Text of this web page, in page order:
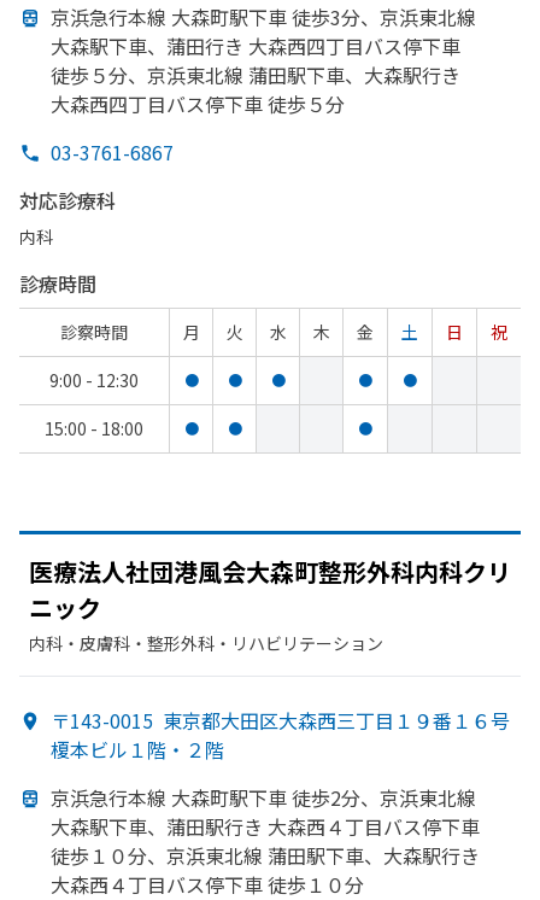
京浜急行本線 大森町駅下車 徒歩3分、 京浜東北線
大森駅下車、 蒲田行き 大森西四丁目バス停下車
徒歩５分、 京浜東北線 蒲田駅下車、 大森駅行き
大森西四丁目バス停下車 徒歩５分
03-3761-6867
対応診療科
内科
診療時間
診察時間 月 火 水 木 金 土 日
祝
9:00 - 12:30
● ● ● ● ●
15:00 - 18:00 ● ● ●
医療法人社団港風会大森町整形外科内科クリ
ニック
内科・​皮膚科・​整形外科・​リハビリテーション
〒143-0015 東京都大田区大森西三丁目１９番１６号
榎本ビル１階・２階
京浜急行本線 大森町駅下車 徒歩2分、 京浜東北線
大森駅下車、 蒲田駅行き 大森西４丁目バス停下車
徒歩１０分、 京浜東北線 蒲田駅下車、 大森駅行き
大森西４丁目バス停下車 徒歩１０分